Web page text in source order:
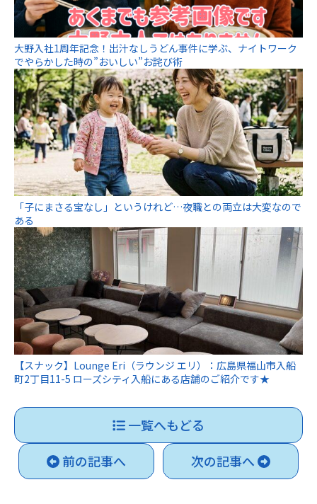
大野入社1周年記念！出汁なしうどん事件に学ぶ、ナイトワーク
でやらかした時の”おいしい”お詫び術
「子にまさる宝なし」というけれど…夜職との両立は大変なので
ある
【スナック】Lounge Eri（ラウンジ エリ）：広島県福山市入船
町2丁目11-5 ローズシティ入船にある店舗のご紹介です★
一覧へもどる
前の記事へ
次の記事へ